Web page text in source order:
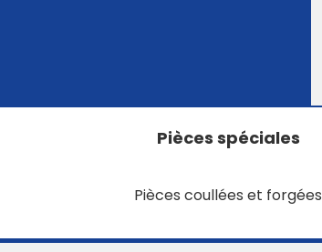
Pièces spéciales
Pièces coullées et forgées